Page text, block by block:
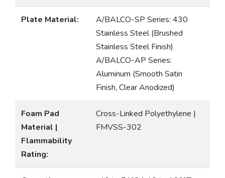
Plate Material:
A/BALCO-SP Series: 430
Stainless Steel (Brushed
Stainless Steel Finish)
A/BALCO-AP Series:
Aluminum (Smooth Satin
Finish, Clear Anodized)
Foam Pad
Material |
Flammability
Rating:
Cross-Linked Polyethylene |
FMVSS-302